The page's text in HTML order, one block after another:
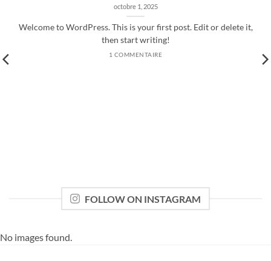
octobre 1, 2025
Welcome to WordPress. This is your first post. Edit or delete it,
then start writing!
1 COMMENTAIRE
FOLLOW ON INSTAGRAM
No images found.